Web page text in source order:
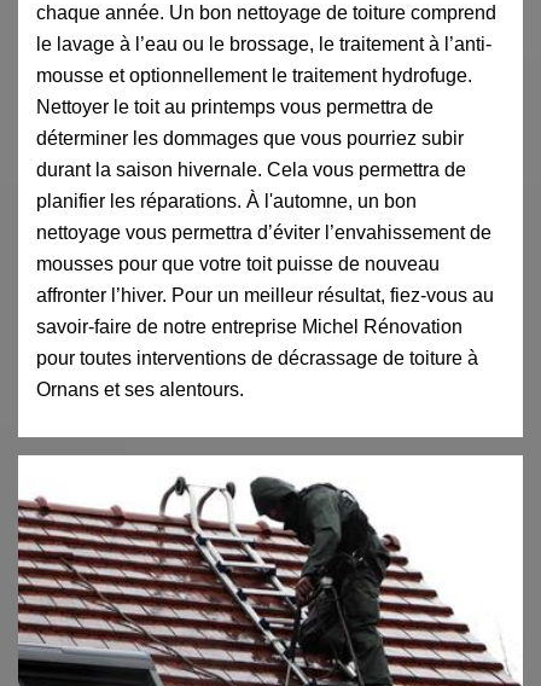
chaque année. Un bon nettoyage de toiture comprend
le lavage à l’eau ou le brossage, le traitement à l’anti-
mousse et optionnellement le traitement hydrofuge.
Nettoyer le toit au printemps vous permettra de
déterminer les dommages que vous pourriez subir
durant la saison hivernale. Cela vous permettra de
planifier les réparations. À l'automne, un bon
nettoyage vous permettra d’éviter l’envahissement de
mousses pour que votre toit puisse de nouveau
affronter l’hiver. Pour un meilleur résultat, fiez-vous au
savoir-faire de notre entreprise Michel Rénovation
pour toutes interventions de décrassage de toiture à
Ornans et ses alentours.